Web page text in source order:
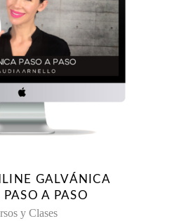
GALVÁNICA
PASO A PASO
y Clases